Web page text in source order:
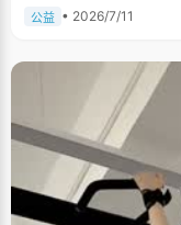
公益 • 2026/7/11